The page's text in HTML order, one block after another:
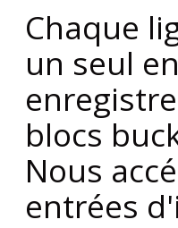
Chaque
un seul
blocs
Nous
entrées